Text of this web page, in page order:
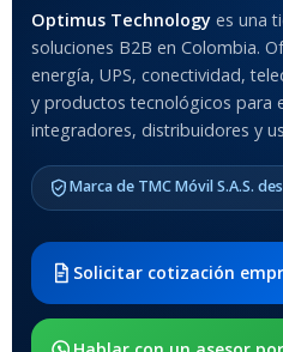
Optimus Technology es una
soluciones B2B en Colombia.
energía, UPS, conectividad,
y productos tecnológicos para
integradores, distribuidores y
Marca de TMC Móvil S.A.S.
Solicitar cotización